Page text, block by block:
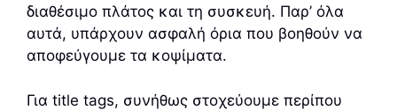
διαθέσιμο πλάτος και τη συσκευή. Παρ’ όλα
αυτά, υπάρχουν ασφαλή όρια που βοηθούν να
αποφεύγουμε τα κοψίματα.
Για title tags, συνήθως στοχεύουμε περίπου